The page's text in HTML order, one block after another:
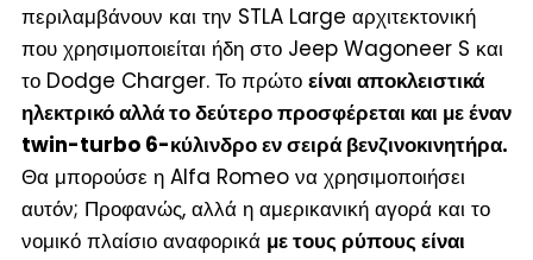
περιλαμβάνουν και την STLA Large αρχιτεκτονική
που χρησιμοποιείται ήδη στο Jeep Wagoneer S και
το Dodge Charger. Το πρώτο είναι αποκλειστικά
ηλεκτρικό αλλά το δεύτερο προσφέρεται και με έναν
twin-turbo 6-κύλινδρο εν σειρά βενζινοκινητήρα.
Θα μπορούσε η Alfa Romeo να χρησιμοποιήσει
αυτόν; Προφανώς, αλλά η αμερικανική αγορά και το
νομικό πλαίσιο αναφορικά με τους ρύπους είναι